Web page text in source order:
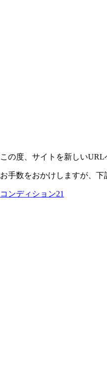
この度、サイトを新しい
お手数をおかけしますが、
コンディション21